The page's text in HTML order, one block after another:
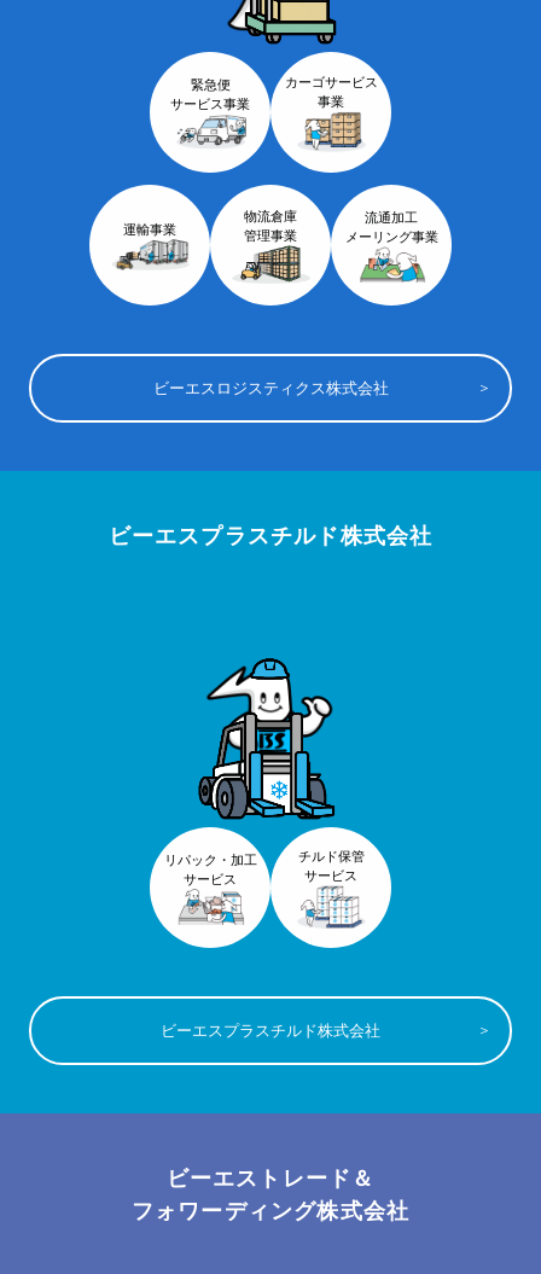
緊急便
サービス事業
カーゴサービス
事業
運輸事業
物流倉庫
管理事業
流通加工
メーリング事業
ビーエスロジスティクス株式会社
ビーエスプラスチルド株式会社
リパック・加工
サービス
チルド保管
サービス
ビーエスプラスチルド株式会社
ビーエストレード＆
フォワーディング株式会社